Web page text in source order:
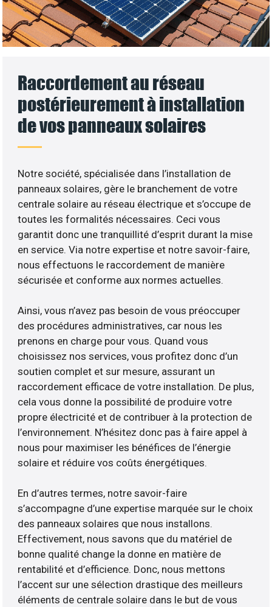
Raccordement au réseau
postérieurement à installation
de vos panneaux solaires
Notre société, spécialisée dans l’installation de
panneaux solaires, gère le branchement de votre
centrale solaire au réseau électrique et s’occupe de
toutes les formalités nécessaires. Ceci vous
garantit donc une tranquillité d’esprit durant la mise
en service. Via notre expertise et notre savoir-faire,
nous effectuons le raccordement de manière
sécurisée et conforme aux normes actuelles.
Ainsi, vous n’avez pas besoin de vous préoccuper
des procédures administratives, car nous les
prenons en charge pour vous. Quand vous
choisissez nos services, vous profitez donc d’un
soutien complet et sur mesure, assurant un
raccordement efficace de votre installation. De plus,
cela vous donne la possibilité de produire votre
propre électricité et de contribuer à la protection de
l’environnement. N’hésitez donc pas à faire appel à
nous pour maximiser les bénéfices de l’énergie
solaire et réduire vos coûts énergétiques.
En d’autres termes, notre savoir-faire
s’accompagne d’une expertise marquée sur le choix
des panneaux solaires que nous installons.
Effectivement, nous savons que du matériel de
bonne qualité change la donne en matière de
rentabilité et d’efficience. Donc, nous mettons
l’accent sur une sélection drastique des meilleurs
éléments de centrale solaire dans le but de vous